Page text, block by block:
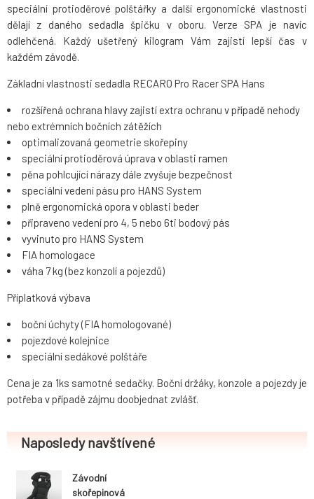
speciální protioděrové polštářky a další ergonomické vlastnosti
dělají z daného sedadla špičku v oboru. Verze SPA je navíc
odlehčená. Každý ušetřený kilogram Vám zajistí lepší čas v
každém závodě.
Základní vlastnosti sedadla RECARO Pro Racer SPA Hans
rozšířená ochrana hlavy zajistí extra ochranu v případě nehody
nebo extrémních bočních zátěžích
optimalizovaná geometrie skořepiny
speciální protioděrová úprava v oblasti ramen
pěna pohlcující nárazy dále zvyšuje bezpečnost
speciální vedení pásu pro HANS System
plně ergonomická opora v oblasti beder
připraveno vedení pro 4, 5 nebo 6ti bodový pás
vyvinuto pro HANS System
FIA homologace
váha 7 kg (bez konzolí a pojezdů)
Příplatková výbava
boční úchyty (FIA homologované)
pojezdové kolejnice
speciální sedákové polštáře
Cena je za 1ks samotné sedačky. Boční držáky, konzole a pojezdy je
potřeba v případě zájmu doobjednat zvlášť.
Naposledy navštívené
Závodní
skořepinová